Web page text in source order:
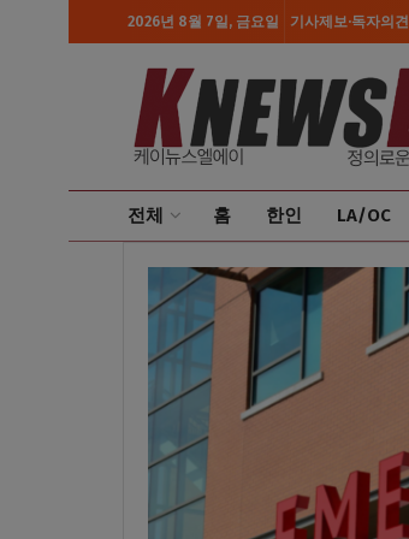
2026년 8월 7일, 금요일 기사제보·독자의견
전체 홈 한인 LA/OC